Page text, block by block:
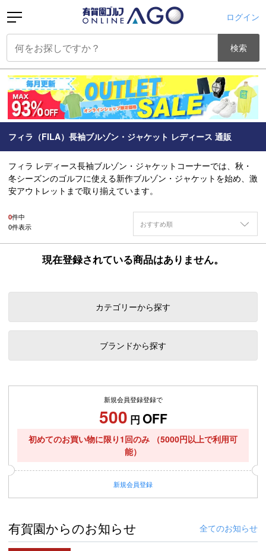
ログイン
検索
フィラ（FILA）長袖ブルゾン・ジャケット レディース 通販
フィラ レディース長袖ブルゾン・ジャケットコーナーでは、秋・
冬シーズンのゴルフに使える新作ブルゾン・ジャケットを始め、激
安アウトレットまで取り揃えています。
0件中
0件表示 おすすめ順
現在登録されている商品はありません。
カテゴリーから探す
ブランドから探す
新規会員登録登録で
500 円 OFF
初めてのお買い物に限り1回のみ
（5000円以上で利用可
能）
新規会員登録
有賀園からのお知らせ 全てのお知らせ